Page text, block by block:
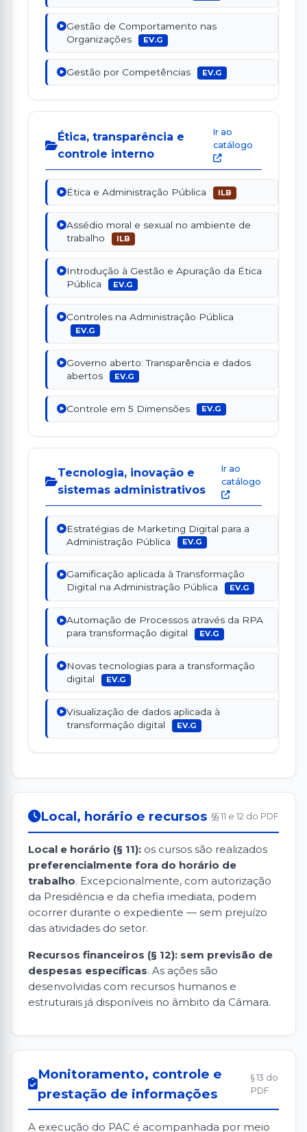
Gestão de Comportamento nas
Organizações
EV.G
Gestão por Competências EV.G
Ética, transparência e
controle interno
Ir ao
catálogo
Ética e Administração Pública ILB
Assédio moral e sexual no ambiente de
trabalho
ILB
Introdução à Gestão e Apuração da Ética
Pública
EV.G
Controles na Administração Pública
EV.G
Governo aberto: Transparência e dados
abertos
EV.G
Controle em 5 Dimensões EV.G
Tecnologia, inovação e
sistemas administrativos
Ir ao
catálogo
Estratégias de Marketing Digital para a
Administração Pública
EV.G
Gamificação aplicada à Transformação
Digital na Administração Pública
EV.G
Automação de Processos através da RPA
para transformação digital
EV.G
Novas tecnologias para a transformação
digital
EV.G
Visualização de dados aplicada à
transformação digital
EV.G
Local, horário e recursos §§ 11 e 12 do PDF
Local e horário (§ 11): os cursos são realizados
preferencialmente fora do horário de
trabalho. Excepcionalmente, com autorização
da Presidência e da chefia imediata, podem
ocorrer durante o expediente — sem prejuízo
das atividades do setor.
Recursos financeiros (§ 12): sem previsão de
despesas específicas. As ações são
desenvolvidas com recursos humanos e
estruturais já disponíveis no âmbito da Câmara.
Monitoramento, controle e
prestação de informações
§ 13 do
PDF
A execução do PAC é acompanhada por meio